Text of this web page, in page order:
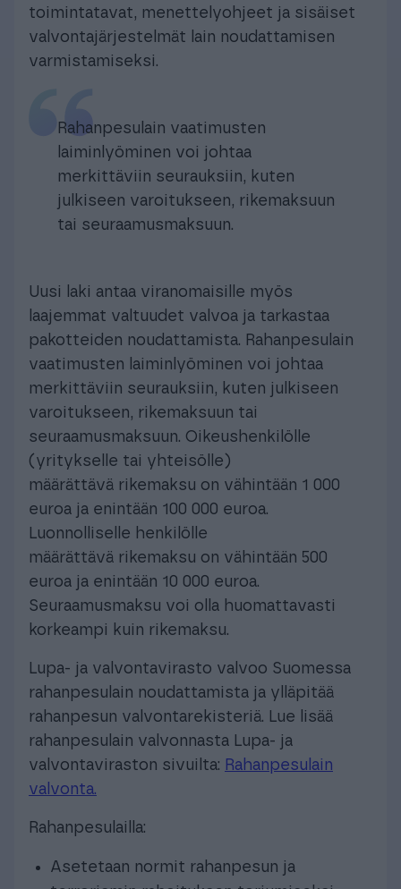
toimintatavat, menettelyohjeet ja sisäiset
valvontajärjestelmät lain noudattamisen
varmistamiseksi.
Rahanpesulain vaatimusten
laiminlyöminen voi johtaa
merkittäviin seurauksiin, kuten
julkiseen varoitukseen, rikemaksuun
tai seuraamusmaksuun.
Uusi laki antaa viranomaisille myös
laajemmat valtuudet valvoa ja tarkastaa
pakotteiden noudattamista. Rahanpesulain
vaatimusten laiminlyöminen voi johtaa
merkittäviin seurauksiin, kuten julkiseen
varoitukseen, rikemaksuun tai
seuraamusmaksuun. Oikeushenkilölle
(yritykselle tai yhteisölle)
määrättävä rikemaksu on vähintään 1 000
euroa ja enintään 100 000 euroa.
Luonnolliselle henkilölle
määrättävä rikemaksu on vähintään 500
euroa ja enintään 10 000 euroa.
Seuraamusmaksu voi olla huomattavasti
korkeampi kuin rikemaksu.
Lupa- ja valvontavirasto valvoo Suomessa
rahanpesulain noudattamista ja ylläpitää
rahanpesun valvontarekisteriä. Lue lisää
rahanpesulain valvonnasta Lupa- ja
valvontaviraston sivuilta: Rahanpesulain
valvonta.
Rahanpesulailla:
Asetetaan normit rahanpesun ja